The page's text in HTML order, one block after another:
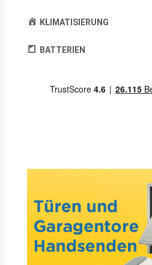
KLIMATISIERUNG
BATTERIEN